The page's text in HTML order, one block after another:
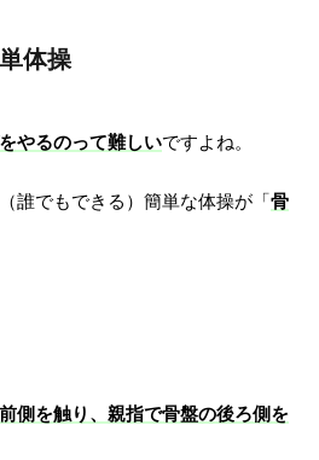
体操
やるのって難しいですよね。
誰でもできる）簡単な体操が「 骨
側を触り、親指で骨盤の後ろ側を